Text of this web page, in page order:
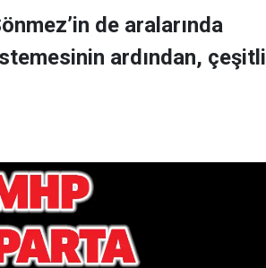
de aralarında
ardından, çeşitli